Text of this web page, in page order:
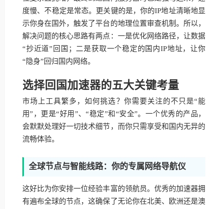
度慢、不稳定是常态。更关键的是，你的IP地址清晰地显
示你身在国外，触发了平台的地理位置审查机制。所以，
解决问题的核心思路有两点：一是优化网络路径，让数据
“抄近道”回国；二是获取一个稳定的国内IP地址，让你
“隐身”回归国内网络。
选择回国加速器的五大关键考量
市场上工具繁多，如何挑选？你需要关注的不只是“能
用”，更是“好用”、“稳定”和“安全”。一个优秀的产品，
会默默处理好一切技术细节，而你只需享受和国内无异的
流畅体验。
全球节点与智能线路：你的专属网络导航仪
这好比为你安排一位经验丰富的领航员。优秀的加速器拥
有遍布全球的节点，这确保了无论你在北美、欧洲还是澳